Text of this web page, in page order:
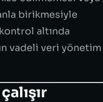
birikmesiyle
altında
vadeli veri yönetim